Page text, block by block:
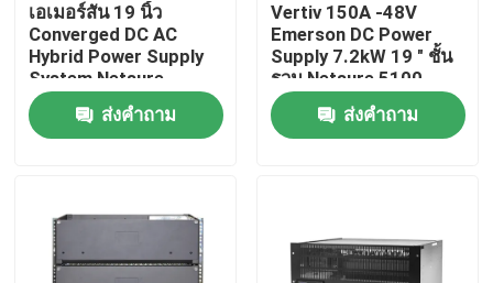
บ้าน
ผลิตภัณฑ์
เกี่ยวกับเรา
เอเมอร์สัน 19 นิ้ว
Converged DC AC
Hybrid Power Supply
System Netsure
Inverter ซีรี่ย์
ส่งคำถาม
Vertiv 150A -48V
Emerson DC Power
Supply 7.2kW 19 " ชั้น
รวม Netsure 5100
ส่งคำถาม